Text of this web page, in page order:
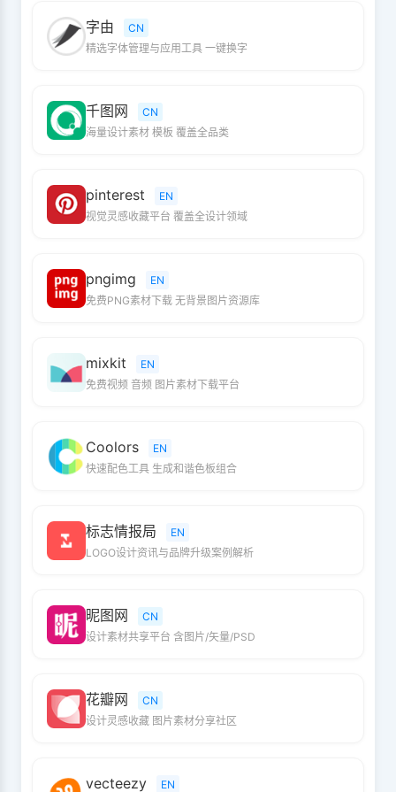
字由
CN
精选字体管理与应用工具 一键换字
千图网
CN
海量设计素材 模板 覆盖全品类
pinterest
EN
视觉灵感收藏平台 覆盖全设计领域
pngimg
EN
免费PNG素材下载 无背景图片资源库
mixkit
EN
免费视频 音频 图片素材下载平台
Coolors
EN
快速配色工具 生成和谐色板组合
标志情报局
EN
LOGO设计资讯与品牌升级案例解析
昵图网
CN
设计素材共享平台 含图片/矢量/PSD
花瓣网
CN
设计灵感收藏 图片素材分享社区
vecteezy
EN